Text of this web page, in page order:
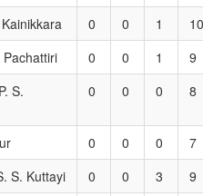
0 0 1
10
Pachattiri 0 0 1
9
S.
0 0 0 8
0 0 0
7
S. Kuttayi 0 0 3 9